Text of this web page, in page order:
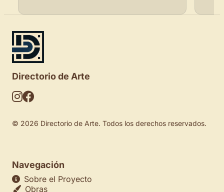
Directorio de Arte
© 2026 Directorio de Arte. Todos los derechos reservados.
Navegación
Sobre el Proyecto
Obras